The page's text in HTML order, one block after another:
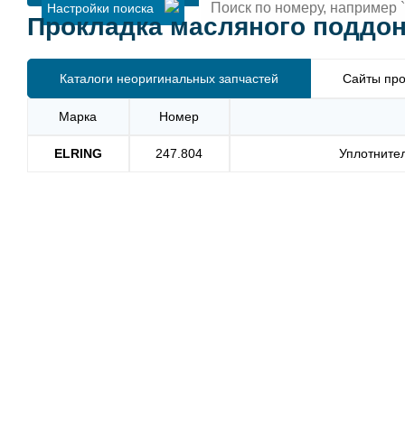
Настройки поиска
Прокладка масляного
Каталоги неоригинальных запчастей Сайты
Марка Номер
ELRING 247.804